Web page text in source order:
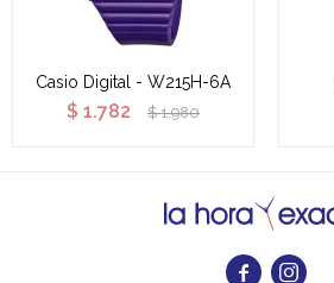
Casio Digital - W215H-6A
$ 1.782 $ 1.980
 